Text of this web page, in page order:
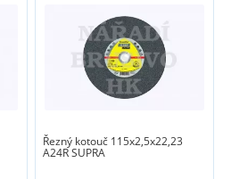
Řezný kotouč 115x2,5x22,23
A24R SUPRA